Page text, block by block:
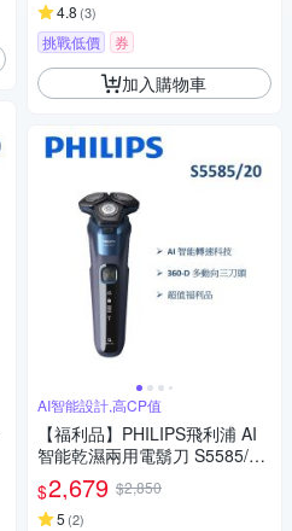
4.8 (3)
挑戰低價 券
加入購物車
AI智能設計,高CP值
【福利品】PHILIPS飛利浦 AI
智能乾濕兩用電鬍刀 S5585/20
(一年保固)
$2,679 $2,850
5 (2)